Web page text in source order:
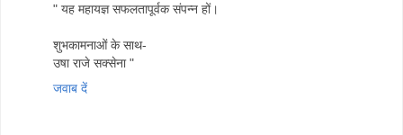
" यह महायज्ञ सफलतापूर्वक संपन्न हों।
शुभकामनाओं के साथ-
उषा राजे सक्सेना "
जवाब दें